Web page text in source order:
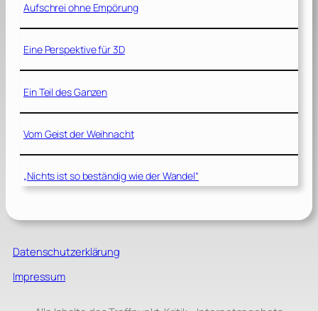
Aufschrei ohne Empörung
Eine Perspektive für 3D
Ein Teil des Ganzen
Vom Geist der Weihnacht
„Nichts ist so beständig wie der Wandel“
Datenschutzerklärung
Impressum